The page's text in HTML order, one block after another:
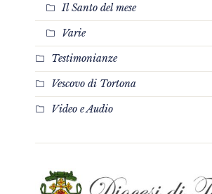
Il Santo del mese
Varie
Testimonianze
Vescovo di Tortona
Video e Audio